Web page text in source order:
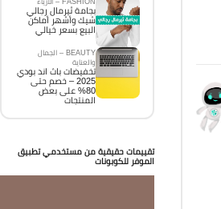
بجامة ثيرمال رجالي
شيك وأشهر أماكن
البيع بسعر خيالي
BEAUTY – الجمال
والعناية
تخفيضات باث اند بودي
2025 – خصم حتى
80% على بعض
المنتجات
تقييمات حقيقية من مستخدمي تطبيق
الموفر للكوبونات